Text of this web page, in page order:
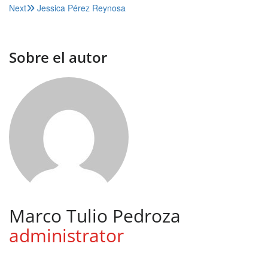
de
Next
Jessica Pérez Reynosa
Sobre el autor
Marco Tulio Pedroza
administrator